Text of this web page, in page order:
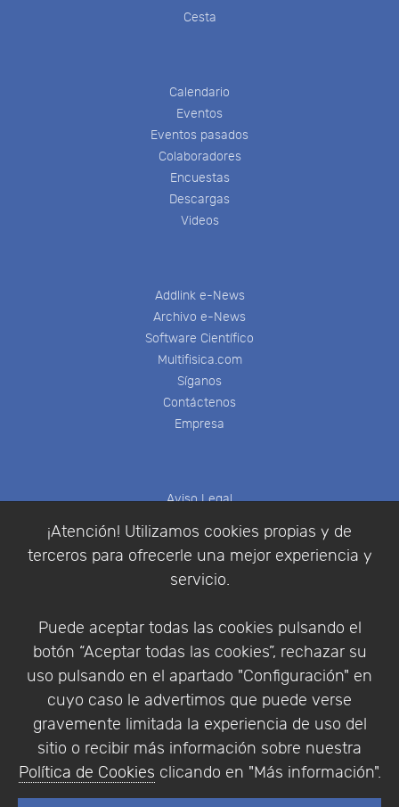
¡Atención! Utilizamos cookies propias y de
terceros para ofrecerle una mejor experiencia y
servicio.
Puede aceptar todas las cookies pulsando el
botón “Aceptar todas las cookies”, rechazar su
uso pulsando en el apartado "Configuración" en
cuyo caso le advertimos que puede verse
gravemente limitada la experiencia de uso del
sitio o recibir más información sobre nuestra
Política de Cookies clicando en "Más información".
Cesta
Calendario
Eventos
Eventos pasados
Colaboradores
Encuestas
Descargas
Videos
Addlink e-News
Archivo e-News
Software Científico
Multifisica.com
Síganos
Contáctenos
Empresa
Aviso Legal
Política de Privacidad
Condiciones de compra
Identificarse
Empresa|Aviso Legal| Política de Privacidad |
Política de Cookies
© Copyright 1994 - 2026. Addlink Software
Científico, S.L.